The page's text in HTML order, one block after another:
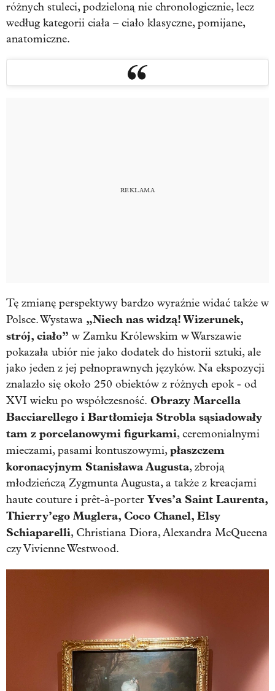
różnych stuleci, podzieloną nie chronologicznie, lecz
według kategorii ciała – ciało klasyczne, pomijane,
anatomiczne.
Tę zmianę perspektywy bardzo wyraźnie widać także w
Polsce. Wystawa „Niech nas widzą! Wizerunek,
strój, ciało” w Zamku Królewskim w Warszawie
pokazała ubiór nie jako dodatek do historii sztuki, ale
jako jeden z jej pełnoprawnych języków. Na ekspozycji
znalazło się około 250 obiektów z różnych epok - od
XVI wieku po współczesność. Obrazy Marcella
Bacciarellego i Bartłomieja Strobla sąsiadowały
tam z porcelanowymi figurkami, ceremonialnymi
mieczami, pasami kontuszowymi,płaszczem
koronacyjnym Stanisława Augusta, zbroją
młodzieńczą Zygmunta Augusta, a także z kreacjami
haute couture i prêt-à-porter Yves’a Saint Laurenta,
Thierry’ego Muglera, Coco Chanel, Elsy
Schiaparelli, Christiana Diora, Alexandra McQueena
czy Vivienne Westwood.